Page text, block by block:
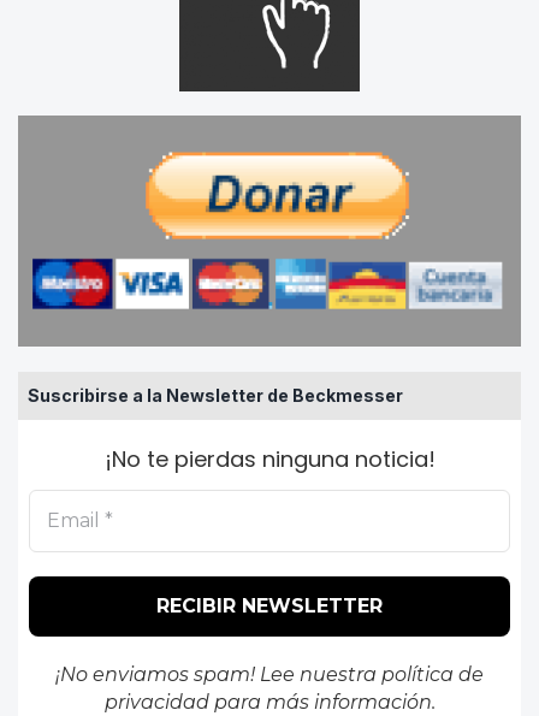
Suscribirse a la Newsletter de Beckmesser
¡No te pierdas ninguna noticia!
¡No enviamos spam! Lee nuestra política de
privacidadpara más información.